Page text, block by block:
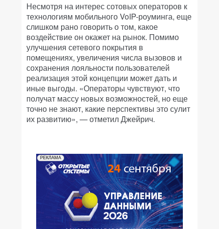
Несмотря на интерес сотовых операторов к
технологиям мобильного VoIP-роуминга, еще
слишком рано говорить о том, какое
воздействие он окажет на рынок. Помимо
улучшения сетевого покрытия в
помещениях, увеличения числа вызовов и
сохранения лояльности пользователей
реализация этой концепции может дать и
иные выгоды. «Операторы чувствуют, что
получат массу новых возможностей, но еще
точно не знают, какие перспективы это сулит
их развитию», — отметил Джейрич.
РЕКЛАМА